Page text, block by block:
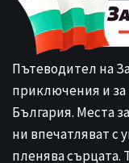
Пътеводител на
приключения и за
България. Места
ни впечатляват с
пленява сърцата.